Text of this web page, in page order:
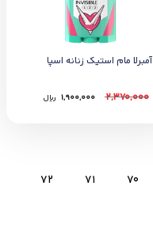
آمبرلا مام استيک زنانه اسپا
2,370,000
1,900,000 ﷼
70
71
72